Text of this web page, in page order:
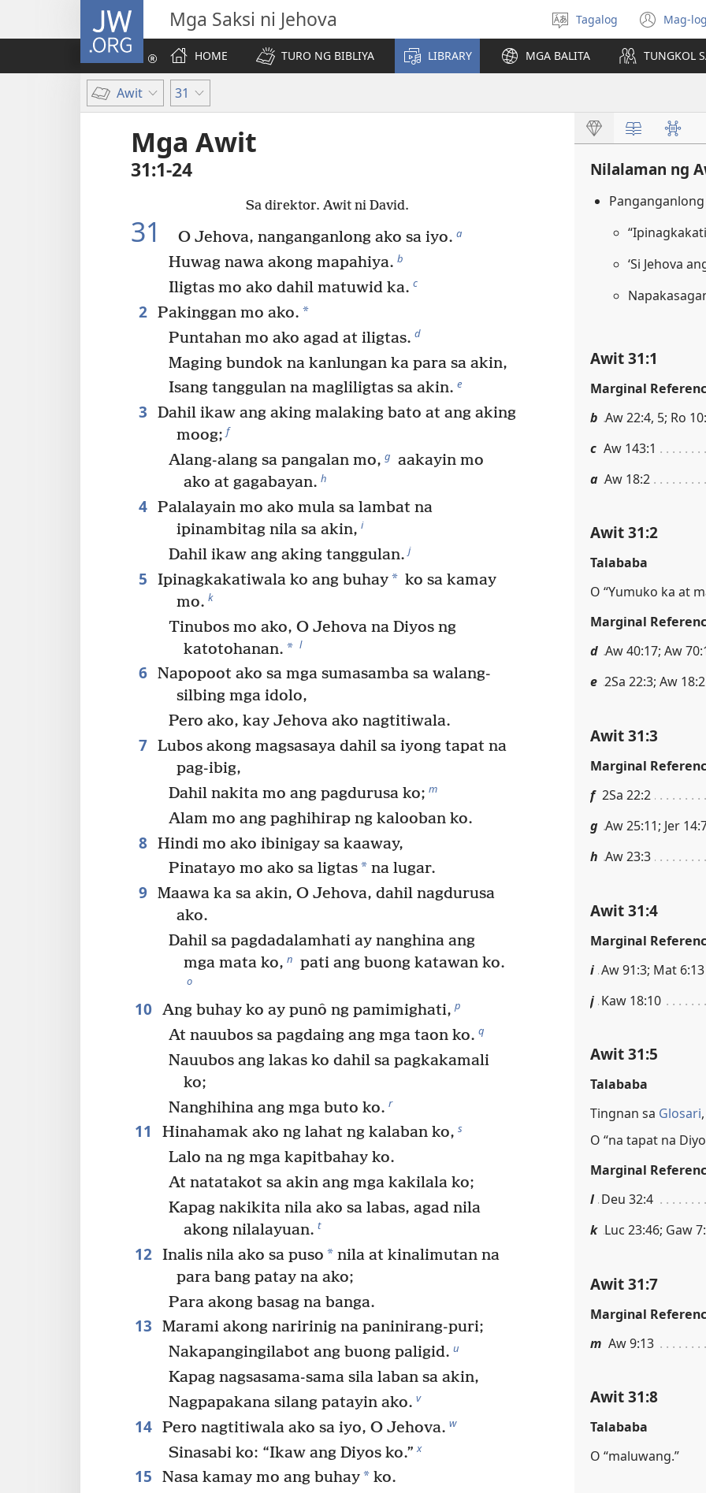
JW.ORG Mga Saksi ni Jehova
Pumili
ng
wika
Tagalog Mag-(may
na
HOME
TURO NG BIBLIYA LIBRARY MGA BALITA TUNGKOL
Awit 31
Mga Awit
31:1-24
Sa direktor. Awit ni David.
31 O Jehova, nanganganlong ako sa iyo. a
Huwag nawa akong mapahiya. b
Iligtas mo ako dahil matuwid ka. c
2 Pakinggan mo ako. *
Puntahan mo ako agad at iligtas. d
Maging bundok na kanlungan ka para sa akin,
Isang tanggulan na magliligtas sa akin. e
3
Dahil ikaw ang aking malaking bato at ang aking
moog; f
Alang-alang sa pangalan mo, g aakayin mo
ako at gagabayan. h
4 Palalayain mo ako mula sa lambat na
ipinambitag nila sa akin, i
Dahil ikaw ang aking tanggulan. j
5 Ipinagkakatiwala ko ang buhay* ko sa kamay
mo. k
Tinubos mo ako, O Jehova na Diyos ng
katotohanan. * l
6 Napopoot ako sa mga sumasamba sa walang-
silbing mga idolo,
Pero ako, kay Jehova ako nagtitiwala.
7 Lubos akong magsasaya dahil sa iyong tapat na
pag-ibig,
Dahil nakita mo ang pagdurusa ko; m
Alam mo ang paghihirap ng kalooban ko.
8 Hindi mo ako ibinigay sa kaaway,
Pinatayo mo ako sa ligtas* na lugar.
9 Maawa ka sa akin, O Jehova, dahil nagdurusa
ako.
Dahil sa pagdadalamhati ay nanghina ang
mga mata ko, n pati ang buong katawan ko.
o
10 Ang buhay ko ay punô ng pamimighati, p
At nauubos sa pagdaing ang mga taon ko. q
Nauubos ang lakas ko dahil sa pagkakamali
ko;
Nanghihina ang mga buto ko. r
11 Hinahamak ako ng lahat ng kalaban ko, s
Lalo na ng mga kapitbahay ko.
At natatakot sa akin ang mga kakilala ko;
Kapag nakikita nila ako sa labas, agad nila
akong nilalayuan. t
12 Inalis nila ako sa puso *nila at kinalimutan na
para bang patay na ako;
Para akong basag na banga.
13
Marami akong naririnig na paninirang-puri;
Nakapangingilabot ang buong paligid. u
Kapag nagsasama-sama sila laban sa akin,
Nagpapakana silang patayin ako. v
14 Pero nagtitiwala ako sa iyo, O Jehova. w
Sinasabi ko: “Ikaw ang Diyos ko.” x
15 Nasa kamay mo ang buhay*ko.
Nilalaman ng
Panganganlong
‘Si Jehova
Awit 31:1
Marginal
b Aw 22:4, 5; Ro
c Aw 143:1
a Aw 18:2
Awit 31:2
Talababa
O “Yumuko ka at
Marginal
d Aw 40:17; Aw
e 2Sa 22:3; Aw 18:2
Awit 31:3
Marginal
f 2Sa 22:2
g Aw 25:11; Jer
h Aw 23:3
Awit 31:4
Marginal
i Aw 91:3; Mat 6:13
j Kaw 18:10
Awit 31:5
Talababa
Tingnan sa Glosari
O “na tapat na
Marginal
l Deu 32:4
k Luc 23:46; Gaw
Awit 31:7
Marginal
m Aw 9:13
Awit 31:8
Talababa
O “maluwang.”